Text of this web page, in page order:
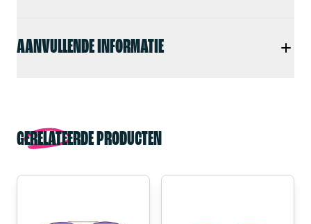
AANVULLENDE INFORMATIE
GERELATEERDE PRODUCTEN